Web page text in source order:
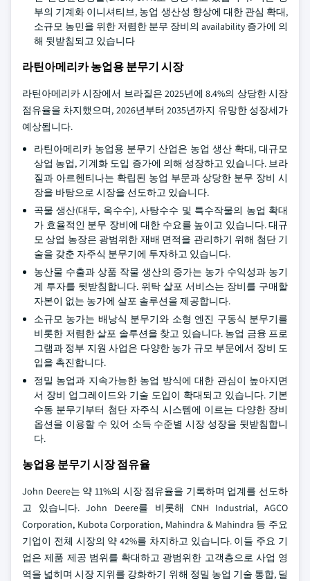
부의 기계화 이니셔티브, 농업 생산성 향상에 대한 관심 확대,
소규모 농민을 위한 저렴한 분무 장비의 availability 증가에 의
해 뒷받침되고 있습니다
라틴아메리카 농업용 분무기 시장
라틴아메리카 시장에서 브라질은 2025년에 8.4%의 상당한 시장
점유율을 차지했으며, 2026년부터 2035년까지 유망한 성장세가
예상됩니다.
라틴아메리카 농업용 분무기 산업은 농업 생산 확대, 대규모
상업 농업, 기계화 도입 증가에 의해 성장하고 있습니다. 브라
질과 아르헨티나는 확립된 농업 부문과 상당한 분무 장비 시
장을 바탕으로 시장을 선도하고 있습니다.
곡물 생산(대두, 옥수수), 사탕수수 및 특수작물의 농업 확대
가 효율적인 분무 장비에 대한 수요를 높이고 있습니다. 대규
모 상업 농장은 광범위한 재배 면적을 관리하기 위해 첨단 기
술을 갖춘 자주식 분무기에 투자하고 있습니다.
농산물 수출과 상품 작물 생산의 증가는 농가 수익성과 농기
계 투자를 뒷받침합니다. 위탁 살포 서비스는 장비를 구매할
자본이 없는 농가에 살포 솔루션을 제공합니다.
소규모 농가는 배낭식 분무기와 소형 엔진 구동식 분무기를
비롯한 저렴한 살포 솔루션을 찾고 있습니다. 농업 금융 프로
그램과 정부 지원 사업은 다양한 농가 규모 부문에서 장비 도
입을 촉진합니다.
정밀 농업과 지속가능한 농업 방식에 대한 관심이 높아지면
서 장비 업그레이드와 기술 도입이 확대되고 있습니다. 기본
수동 분무기부터 첨단 자주식 시스템에 이르는 다양한 장비
옵션을 이용할 수 있어 소득 수준별 시장 성장을 뒷받침합니
다.
농업용 분무기 시장 점유율
John Deere는 약 11%의 시장 점유율을 기록하며 업계를 선도하
고 있습니다. John Deere를 비롯해 CNH Industrial, AGCO
Corporation, Kubota Corporation, Mahindra & Mahindra 등 주요
기업이 전체 시장의 약 42%를 차지하고 있습니다. 이들 주요 기
업은 제품 제공 범위를 확대하고 광범위한 고객층으로 사업 영
역을 넓히며 시장 지위를 강화하기 위해 정밀 농업 기술 통합, 딜